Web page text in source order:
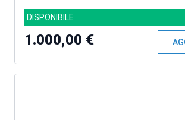
DISPONIBILE
1.000,00 €